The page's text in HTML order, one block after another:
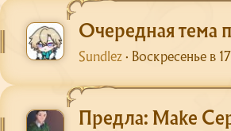
Очередная тема
Sundlez Воскресенье в
Предла: Make